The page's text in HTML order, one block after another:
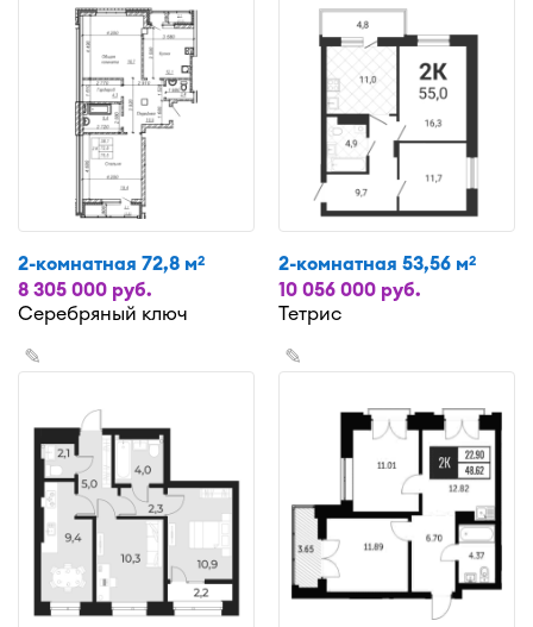
2-комнатная 72,8 м2
8 305 000 руб.
Серебряный ключ
2-комнатная 53,56 м2
10 056 000 руб.
Тетрис
✎ ✎